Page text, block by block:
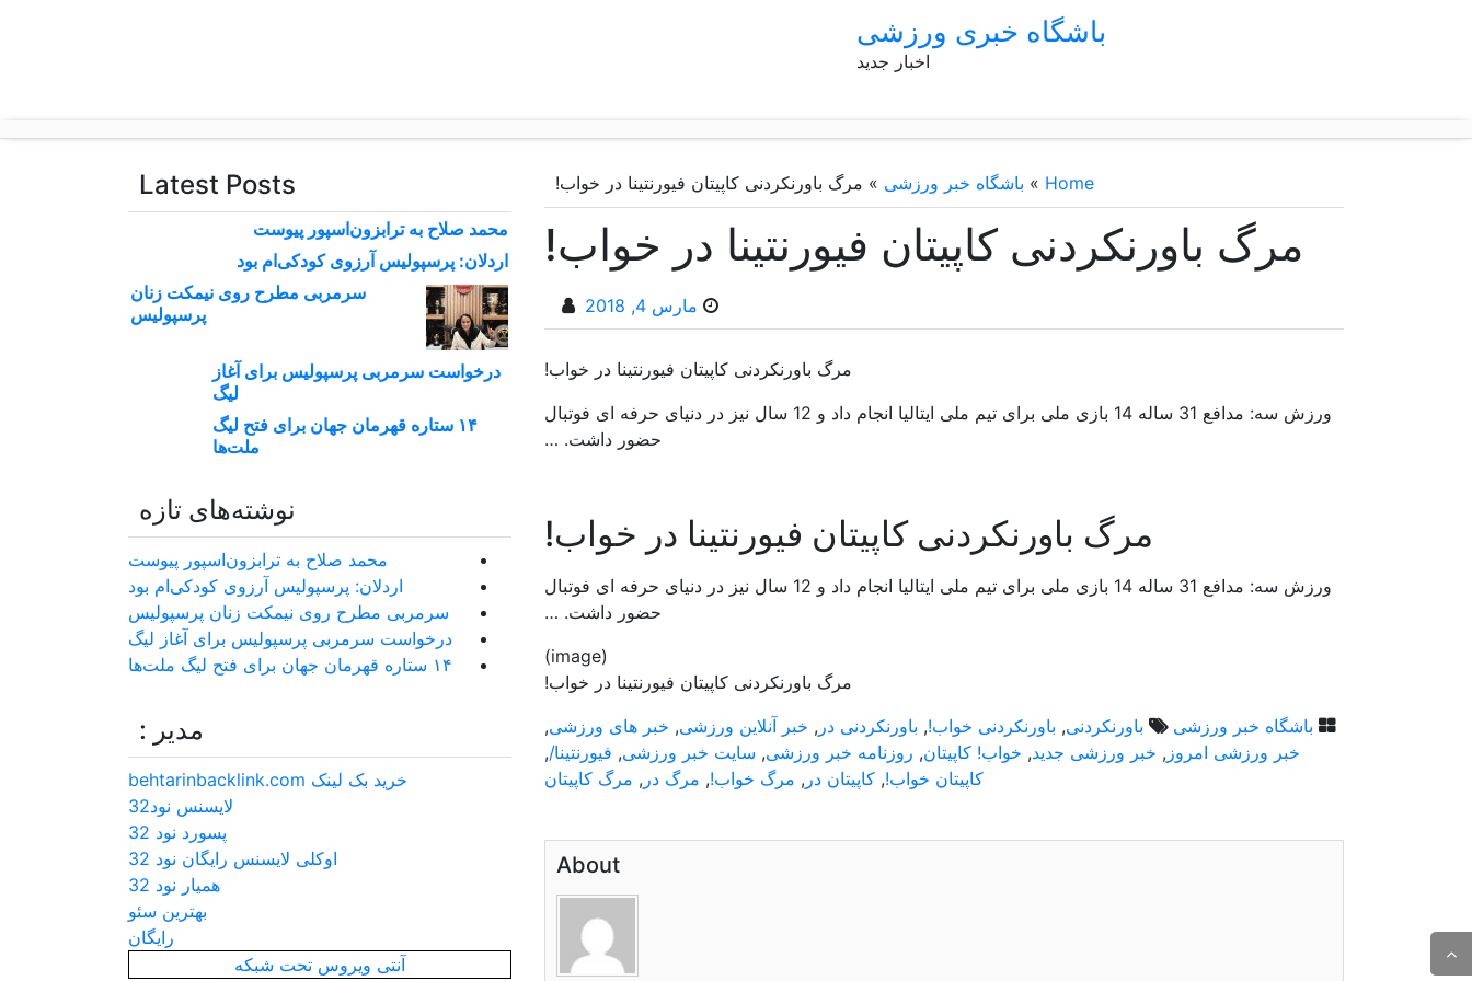
باشگاه خبری ورزشی
اخبار جدید
Home
» باشگاه خبر ورزشی » مرگ باورنکردنی کاپیتان فیورنتینا در خواب!
مرگ باورنکردنی کاپیتان فیورنتینا در خواب!
مارس 4, 2018
مرگ باورنکردنی کاپیتان فیورنتینا در خواب!
ورزش سه: مدافع 31 ساله 14 بازی ملی برای تیم ملی ایتالیا انجام داد و 12 سال نیز در دنیای حرفه ای فوتبال
حضور داشت. …
مرگ باورنکردنی کاپیتان فیورنتینا در خواب!
ورزش سه: مدافع 31 ساله 14 بازی ملی برای تیم ملی ایتالیا انجام داد و 12 سال نیز در دنیای حرفه ای فوتبال
حضور داشت. …
(image)
مرگ باورنکردنی کاپیتان فیورنتینا در خواب!
باشگاه خبر ورزشی
باورنکردنی, باورنکردنی خواب!, باورنکردنی در , خبر آنلاین ورزشی, خبر های ورزشی,
خبر ورزشی امروز , خبر ورزشی جدید, خواب! کاپیتان, روزنامه خبر ورزشی, سایت خبر ورزشی, فیورنتینا/,
کاپیتان خواب!, کاپیتان در , مرگ خواب!, مرگ در , مرگ کاپیتان
About
Latest Posts
محمد صلاح به ترابزون‌اسپور پیوست
اردلان: پرسپولیس آرزوی کودکی‌ام بود
سرمربی مطرح روی نیمکت زنان
پرسپولیس
درخواست سرمربی پرسپولیس برای آغاز
لیگ
۱۴ ستاره قهرمان جهان برای فتح لیگ
ملت‌ها
نوشته‌های تازه
محمد صلاح به ترابزون‌اسپور پیوست
اردلان: پرسپولیس آرزوی کودکی‌ام بود
سرمربی مطرح روی نیمکت زنان پرسپولیس
درخواست سرمربی پرسپولیس برای آغاز لیگ
۱۴ ستاره قهرمان جهان برای فتح لیگ ملت‌ها
مدیر :
خرید بک لینک behtarinbacklink.com
لایسنس نود32
پسورد نود 32
اوکلی لایسنس رایگان نود 32
همیار نود 32
بهترین سئو
رایگان
آنتی ویروس تحت شبکه